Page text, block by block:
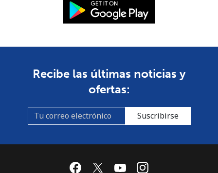
Recibe las últimas noticias y
ofertas:
Suscribirse